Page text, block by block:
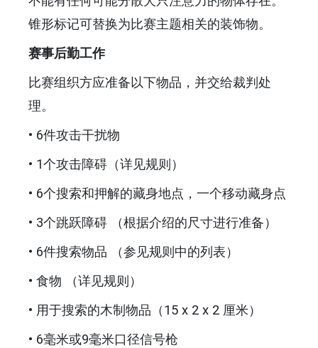
锥形标记可替换为比赛主题相关的装饰物。
赛事后勤工作
比赛组织方应准备以下物品，并交给裁判处
理。
• 6件攻击干扰物
• 1个攻击障碍（详见规则）
• 6个搜索和押解的藏身地点，一个移动藏身点
• 3个跳跃障碍 （根据介绍的尺寸进行准备）
• 6件搜索物品 （参见规则中的列表）
• 食物 （详见规则）
• 用于搜索的木制物品（15 x 2 x 2 厘米）
• 6毫米或9毫米口径信号枪